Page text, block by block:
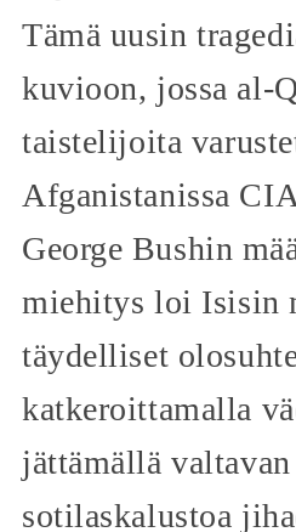
Tämä uusin
kuvioon, jossa al-
taistelijoita
Afganistanissa
George Bushin
miehitys loi Isisin
täydelliset
katkeroittamalla
jättämällä valtavan
sotilaskalustoa